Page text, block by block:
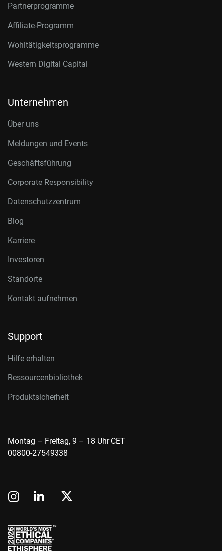
Partnerprogramme
Affiliate-Programm
Wohltätigkeitsprogramme
Western Digital Capital
Unternehmen
Über uns
Meldungen und Events
Geschäftsführung
Corporate Responsibility
Datenschutzzentrum
Blog
Karriere
Investoren
Standorte
Kontakt aufnehmen
Support
Hilfe erhalten
Ressourcenbibliothek
Produktsicherheit
Montag – Freitag, 9 – 18 Uhr CET
00800-27549338